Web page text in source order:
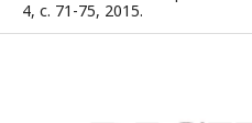
4, с. 71-75, 2015.